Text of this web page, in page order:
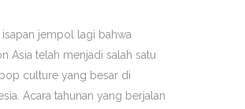
isapan jempol lagi bahwa
Asia telah menjadi salah satu
culture yang besar di
Acara tahunan yang berjalan